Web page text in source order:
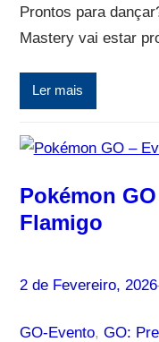
Prontos para
Mastery vai estar
Ler mais
Pokémon
Flamigo
2 de Fevereiro, 2026
GO-Evento, GO: